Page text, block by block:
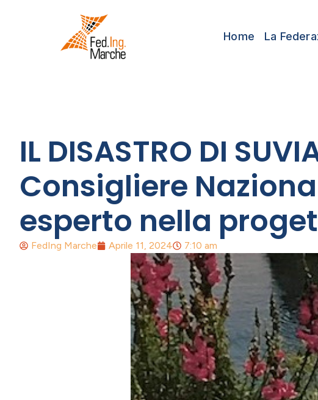
Home La
IL DISASTRO DI
Consigliere
esperto nella
FedIng Marche Aprile 11, 2024 7:10 am